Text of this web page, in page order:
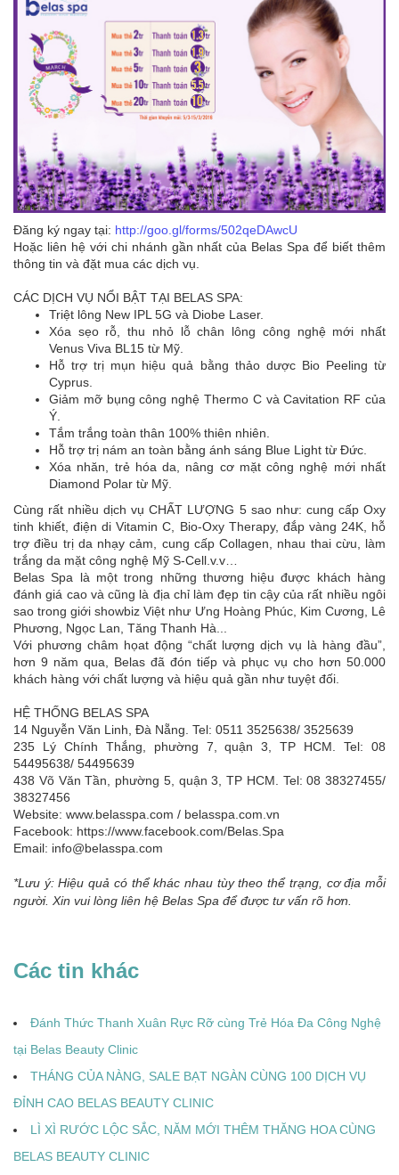
Đăng ký ngay tại: http://goo.gl/forms/502qeDAwcU
Hoặc liên hệ với chi nhánh gần nhất của Belas Spa để biết thêm
thông tin và đặt mua các dịch vụ.
CÁC DỊCH VỤ NỔI BẬT TẠI BELAS SPA:
Triệt lông New IPL 5G và Diobe Laser.
Xóa sẹo rỗ, thu nhỏ lỗ chân lông công nghệ mới nhất
Venus Viva BL15 từ Mỹ.
Hỗ trợ trị mụn hiệu quả bằng thảo dược Bio Peeling từ
Cyprus.
Giảm mỡ bụng công nghệ Thermo C và Cavitation RF của
Ý.
Tắm trắng toàn thân 100% thiên nhiên.
Hỗ trợ trị nám an toàn bằng ánh sáng Blue Light từ Đức.
Xóa nhăn, trẻ hóa da, nâng cơ mặt công nghệ mới nhất
Diamond Polar từ Mỹ.
Cùng rất nhiều dịch vụ CHẤT LƯỢNG 5 sao như: cung cấp Oxy
tinh khiết, điện di Vitamin C, Bio-Oxy Therapy, đắp vàng 24K, hỗ
trợ điều trị da nhạy cảm, cung cấp Collagen, nhau thai cừu, làm
trắng da mặt công nghệ Mỹ S-Cell.v.v…
Belas Spa là một trong những thương hiệu được khách hàng
đánh giá cao và cũng là địa chỉ làm đẹp tin cậy của rất nhiều ngôi
sao trong giới showbiz Việt như Ưng Hoàng Phúc, Kim Cương, Lê
Phương, Ngọc Lan, Tăng Thanh Hà...
Với phương châm họat động “chất lượng dịch vụ là hàng đầu”,
hơn 9 năm qua, Belas đã đón tiếp và phục vụ cho hơn 50.000
khách hàng với chất lượng và hiệu quả gần như tuyệt đối.
HỆ THỐNG BELAS SPA
14 Nguyễn Văn Linh, Đà Nẵng. Tel: 0511 3525638/ 3525639
235 Lý Chính Thắng, phường 7, quận 3, TP HCM. Tel: 08
54495638/ 54495639
438 Võ Văn Tần, phường 5, quận 3, TP HCM. Tel: 08 38327455/
38327456
Website: www.belasspa.com / belasspa.com.vn
Facebook: https://www.facebook.com/Belas.Spa
Email: info@belasspa.com
*Lưu ý: Hiệu quả có thể khác nhau tùy theo thể trạng, cơ địa mỗi
người. Xin vui lòng liên hệ Belas Spa để được tư vấn rõ hơn.
Các tin khác
Đánh Thức Thanh Xuân Rực Rỡ cùng Trẻ Hóa Đa Công Nghệ
tại Belas Beauty Clinic
THÁNG CỦA NÀNG, SALE BẠT NGÀN CÙNG 100 DỊCH VỤ
ĐỈNH CAO BELAS BEAUTY CLINIC
LÌ XÌ RƯỚC LỘC SẮC, NĂM MỚI THÊM THĂNG HOA CÙNG
BELAS BEAUTY CLINIC